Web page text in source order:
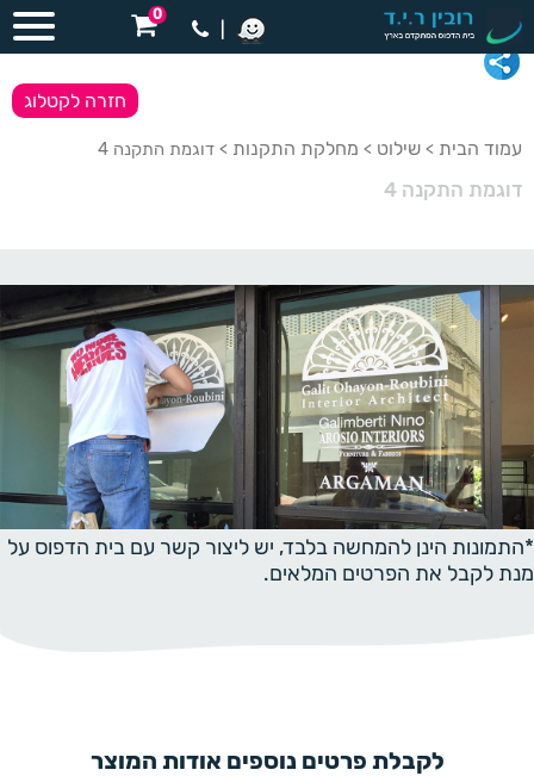
0
עמוד הבית > שילוט > מחלקת התקנות > דוגמת התקנה 4
דוגמת התקנה 4
חזרה לקטלוג
*התמונות הינן להמחשה בלבד, יש ליצור קשר עם בית הדפוס על
מנת לקבל את הפרטים המלאים.
לקבלת פרטים נוספים אודות המוצר